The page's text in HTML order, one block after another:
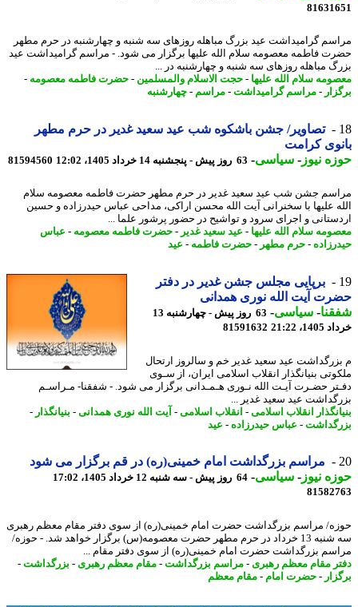
گرامیداشت عید بزرگ مباهله روزهای سه شنبه و چهارشنبه در حرم مطهر
فاطمه معصومه سلام الله علیها برگزار می شود. - مراسم گرامیداشت عید
مباهله روزهای سه شنبه و چهارشنبه در ...
سلام الله علیها-حجت الاسلام والمسلمین-حضرت فاطمه معصومه-
- مراسم گرامیداشت -مراسم -چهارشنبه
تصاویر/ جشن باشکوه شب عید سعید غدیر در حرم مطهر
کرامت
نیوز-سیاسی-63 روز پیش - پنجشنبه 14 خرداد 1405، 12:02 81594560
جشن شب عید سعید غدیر در حرم مطهر حضرت فاطمه معصومه سلام
علیها با سخنرانی آیت الله محسن اراکی، مداحی عباس حیدرزاده و حسین
و اجرای سرود و تواشیح در حضور پرشور علما ...
سلام الله علیها-عید سعید غدیر-حضرت فاطمه معصومه-عباس
- حرم مطهر-حضرت فاطمه-عید
برپایی مجلس جشن غدیر در دفتر
آیت الله نوری همدانی
-سیاسی-
63 روز پیش - چهارشنبه 13
21:22
81591632
عید سعید غدیر خم و سالروز ارتحال
بنیانگذار انقلاب اسلامی ایران، از سـوی
حضـرت آیـت الله نـوری هـمـدانی برگزار می شود. - شفقنا- مـراسـم
عید سعید غدیر ...
انقلاب اسلامی-انقلاب اسلامی-آیت الله نوری همدانی- بنیانگذار-
-عباس حیدرزاده - عید
مراسم بزرگداشت امام خمینی(ره) در قم برگزار می شود
نیوز-سیاسی-64 روز پیش - سه شنبه 12 خرداد 1405، 17:02
مراسم بزرگداشت حضرت امام خمینی(ره) از سوی دفتر مقام معظم رهبری
سه شنبه 13 خرداد در حرم مطهر حضرت معصومه(س) برگزار خواهد شد. - حوزه/
بزرگداشت حضرت امام خمینی(ره) از سوی دفتر مقام ...
مقام معظم رهبری- مراسم بزرگداشت -مقام معظم رهبری- بزرگداشت -
- حضرت امام -مقام معظم